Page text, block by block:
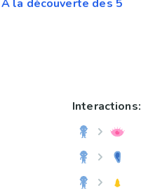
À la découverte des 5
Interactions: